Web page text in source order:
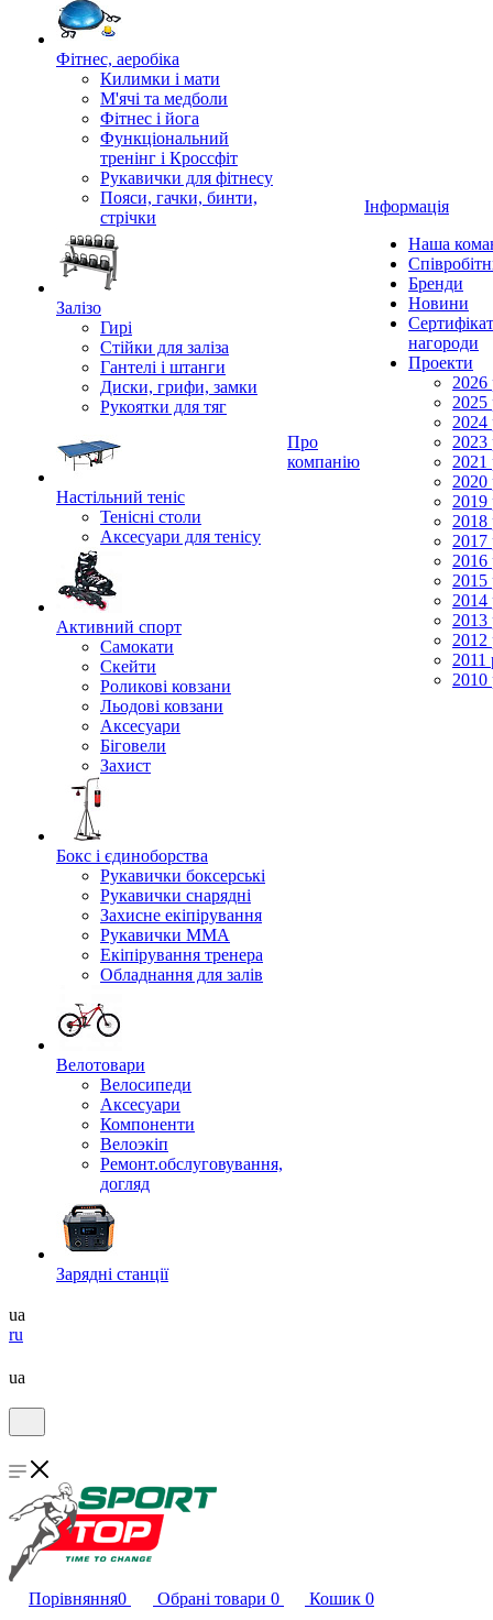
Фітнес, аеробіка
Килимки і мати
М'ячі та медболи
Фітнес і йога
Функціональний
тренінг і Кроссфіт
Рукавички для фітнесу
Пояси, гачки, бинти,
стрічки
Залізо
Гирі
Стійки для заліза
Гантелі і штанги
Диски, грифи, замки
Рукоятки для тяг
Настільний теніс
Тенісні столи
Аксесуари для тенісу
Активний спорт
Самокати
Скейти
Роликові ковзани
Льодові ковзани
Аксесуари
Біговели
Захист
Бокс і єдиноборства
Рукавички боксерські
Рукавички снарядні
Захисне екіпірування
Рукавички ММА
Екіпірування тренера
Обладнання для залів
Велотовари
Велосипеди
Аксесуари
Компоненти
Велоэкіп
Ремонт.обслуговування,
догляд
Зарядні станції
Про
компанію
Інформація
Наша
Бренди
Новини
нагороди
Проекти
2026
2025
2024
2023
2021
2020
2019
2018
2017
2016
2015
2014
2013
2012
2011
2010
ua
ru
ua
Порівняння0 Обрані товари 0 Кошик 0